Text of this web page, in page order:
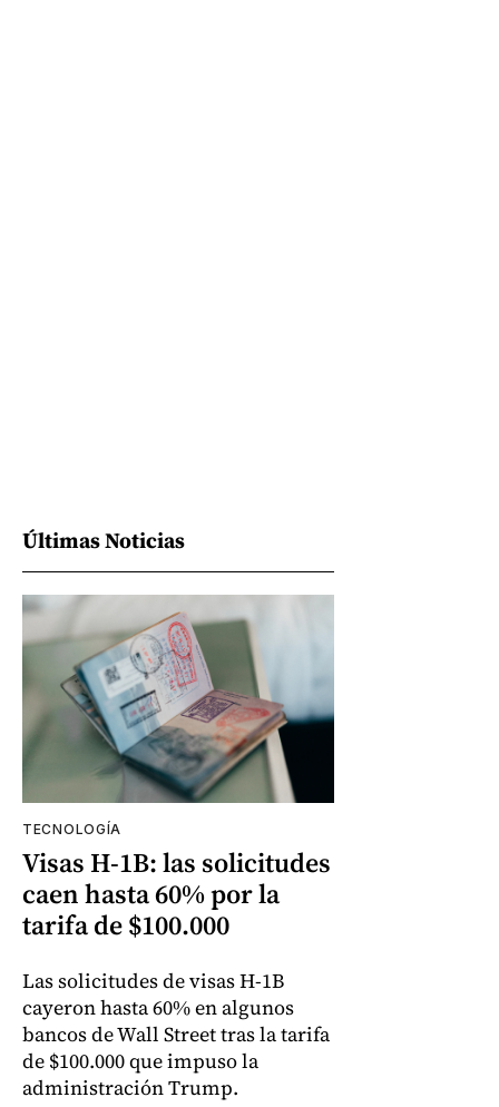
Últimas Noticias
TECNOLOGÍA
Visas H-1B: las solicitudes
caen hasta 60% por la
tarifa de $100.000
Las solicitudes de visas H-1B
cayeron hasta 60% en algunos
bancos de Wall Street tras la tarifa
de $100.000 que impuso la
administración Trump.